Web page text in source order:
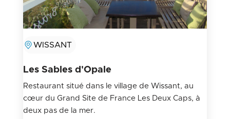
WISSANT
Les Sables d'Opale
Restaurant situé dans le village de Wissant, au
cœur du Grand Site de France Les Deux Caps, à
deux pas de la mer.